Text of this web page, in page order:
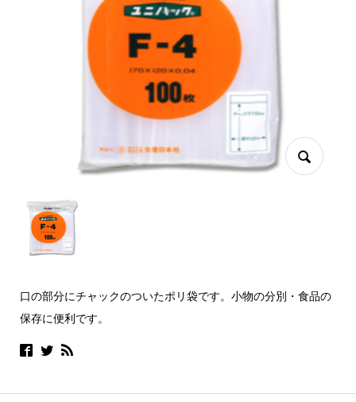
口の部分にチャックのついたポリ袋です。小物の分別・食品の
保存に便利です。